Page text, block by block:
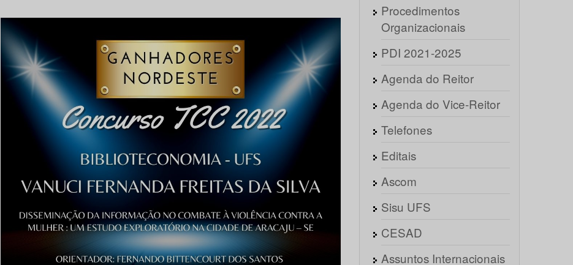
Procedimentos
Organizacionais
PDI 2021-2025
Agenda do Reitor
Agenda do Vice-Reitor
Telefones
Editais
Ascom
Sisu UFS
CESAD
Assuntos Internacionais